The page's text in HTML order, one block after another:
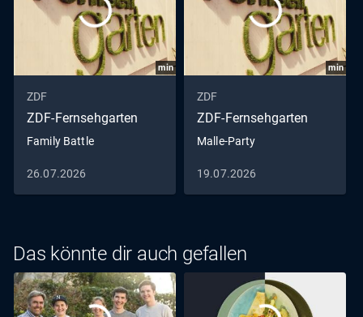
min
ZDF
ZDF-Fernsehgarten
Family Battle
26.07.2026
min
ZDF
ZDF-Fernsehgarten
Malle-Party
19.07.2026
Das könnte dir auch gefallen